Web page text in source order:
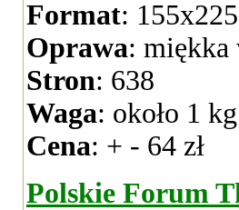
Format:
Oprawa: miękka
Stron: 638
Waga: około 1 kg
Cena: + - 64 zł
Polskie Forum